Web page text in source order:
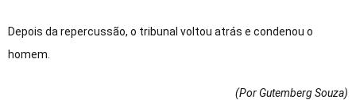
Depois da repercussão, o tribunal voltou atrás e condenou o
homem.
(Por Gutemberg Souza)